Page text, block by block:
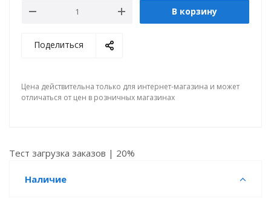
В корзину
Поделиться
Цена действительна только для интернет-магазина и может
отличаться от цен в розничных магазинах
Тест загрузка заказов | 20%
Наличие